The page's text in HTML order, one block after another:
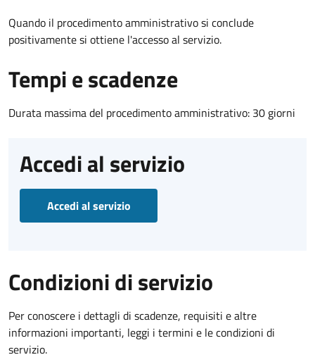
Quando il procedimento amministrativo si conclude
positivamente si ottiene l'accesso al servizio.
Tempi e scadenze
Durata massima del procedimento amministrativo: 30 giorni
Accedi al servizio
Accedi al servizio
Condizioni di servizio
Per conoscere i dettagli di scadenze, requisiti e altre
informazioni importanti, leggi i termini e le condizioni di
servizio.